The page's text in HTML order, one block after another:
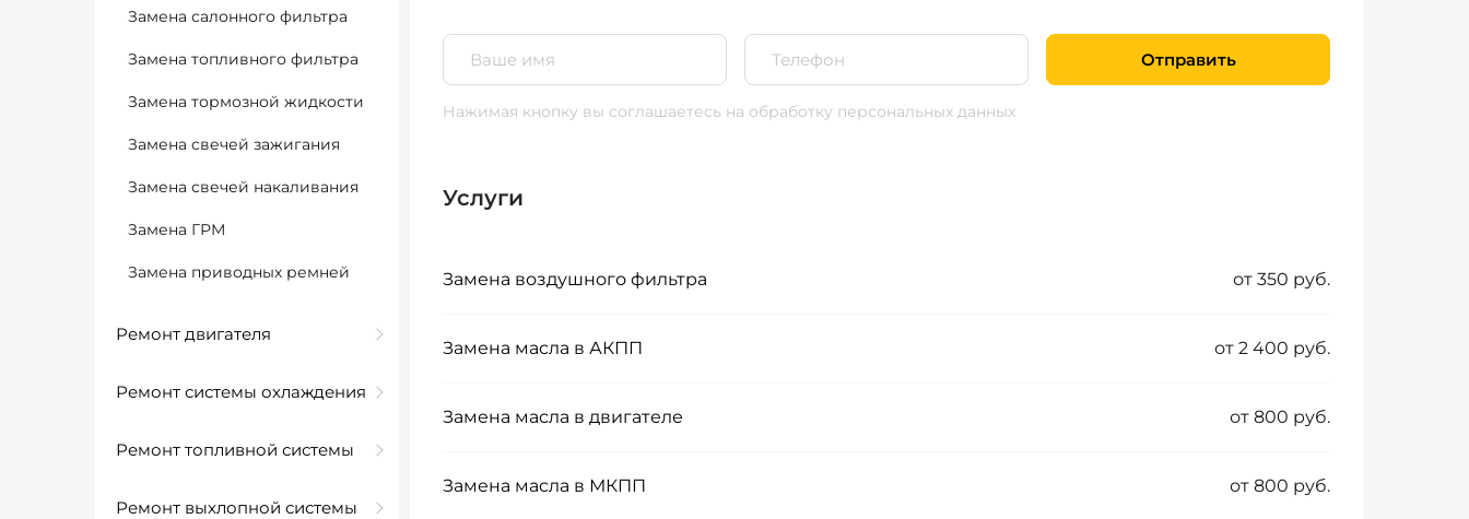
Замена салонного фильтра
Замена топливного фильтра
Замена тормозной жидкости
Замена свечей зажигания
Замена свечей накаливания
Замена ГРМ
Замена приводных ремней
Ремонт двигателя
Ремонт системы охлаждения
Ремонт топливной системы
Ремонт выхлопной системы
Отправить
Нажимая кнопку вы соглашаетесь на обработку персональных данных
Услуги
Замена воздушного фильтра от 350 руб.
Замена масла в АКПП от 2 400 руб.
Замена масла в двигателе от 800 руб.
Замена масла в МКПП от 800 руб.